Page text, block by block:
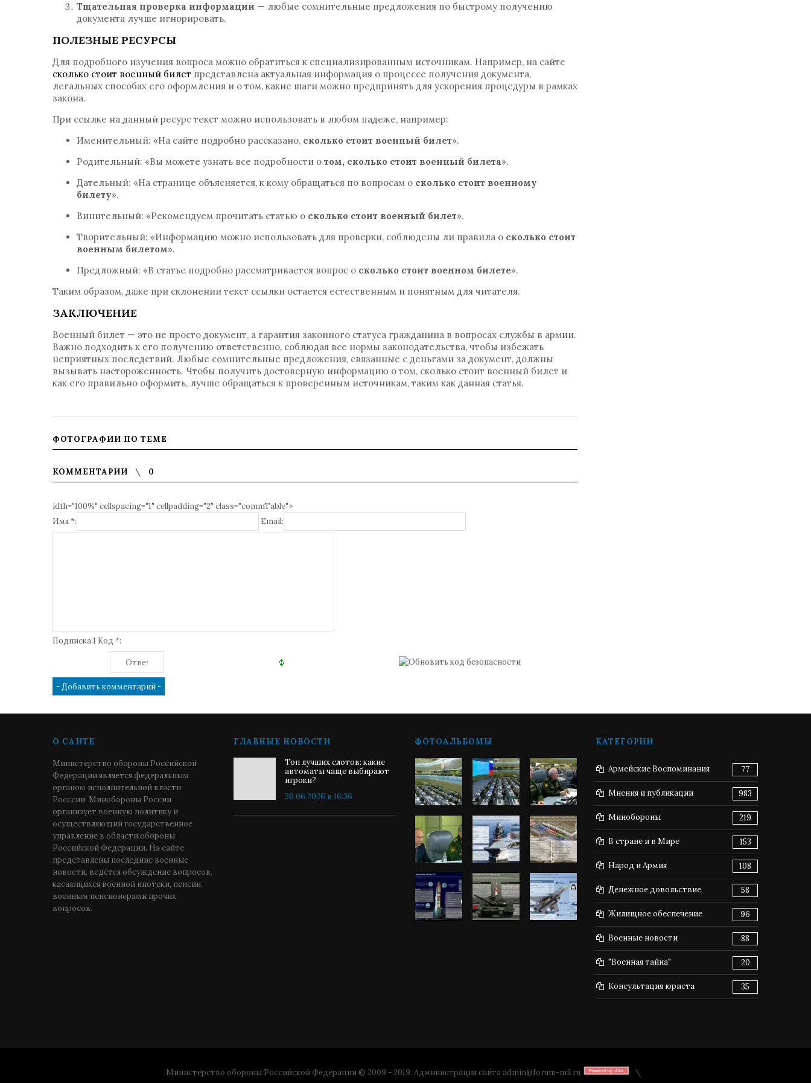
Тщательная проверка информации — любые сомнительные предложения по быстрому получению
документа лучше игнорировать.
ПОЛЕЗНЫЕ РЕСУРСЫ
Для подробного изучения вопроса можно обратиться к специализированным источникам. Например, на сайте
сколько стоит военный билет представлена актуальная информация о процессе получения документа,
легальных способах его оформления и о том, какие шаги можно предпринять для ускорения процедуры в рамках
закона.
При ссылке на данный ресурс текст можно использовать в любом падеже, например:
Именительный: «На сайте подробно рассказано, сколько стоит военный билет».
Родительный: «Вы можете узнать все подробности о том, сколько стоит военный билета».
Дательный: «На странице объясняется, к кому обращаться по вопросам о сколько стоит военному
билету».
Винительный: «Рекомендуем прочитать статью о сколько стоит военный билет».
Творительный: «Информацию можно использовать для проверки, соблюдены ли правила о сколько стоит
военным билетом».
Предложный: «В статье подробно рассматривается вопрос о сколько стоит военном билете».
Таким образом, даже при склонении текст ссылки остается естественным и понятным для читателя.
ЗАКЛЮЧЕНИЕ
Военный билет — это не просто документ, а гарантия законного статуса гражданина в вопросах службы в армии.
Важно подходить к его получению ответственно, соблюдая все нормы законодательства, чтобы избежать
неприятных последствий. Любые сомнительные предложения, связанные с деньгами за документ, должны
вызывать настороженность. Чтобы получить достоверную информацию о том, сколько стоит военный билет и
как его правильно оформить, лучше обращаться к проверенным источникам, таким как данная статья.
ФОТОГРАФИИ ПО ТЕМЕ
КОММЕНТАРИИ 0
idth="100%" cellspacing="1" cellpadding="2" class="commTable">
Имя *:
Email:
Подписка:1 Код *:
О САЙТЕ
Министерство обороны Российской
Федерации является федеральным
органом исполнительной власти
Росссии. Минобороны России
организует военную политику и
осуществляющий государственное
управление в области обороны
Российской Федерации. На сайте
представлены последние военные
новости, ведётся обсуждение вопросов,
касающихся военной ипотеки, пенсии
военным пенсионерами прочих
вопросов.
ГЛАВНЫЕ НОВОСТИ
Топ лучших слотов: какие
автоматы чаще выбирают
игроки?
30.06.2026 в 16:36
ФОТОАЛЬБОМЫ КАТЕГОРИИ
Армейские Воспоминания 77
Мнения и публикации 983
Минобороны 219
В стране и в Мире 153
Народ и Армия 108
Денежное довольствие 58
Жилищное обеспечение 96
Военные новости 88
"Военная тайна" 20
Консультация юриста 35
Министерство обороны Российской Федерации © 2009 - 2019. Администрация сайта admin@forum-mil.ru